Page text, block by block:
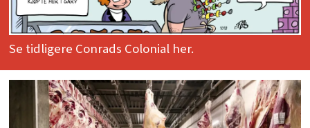
Se tidligere Conrads Colonial her.